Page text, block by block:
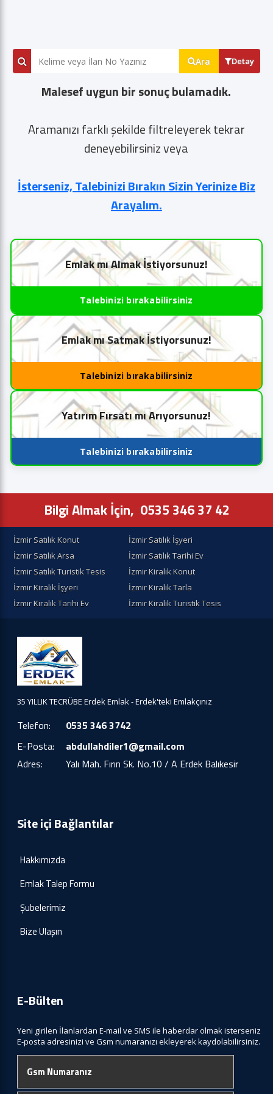
Ara Detay
Malesef uygun bir sonuç bulamadık.
Aramanızı farklı şekilde filtreleyerek tekrar
deneyebilirsiniz veya
İsterseniz, Talebinizi Bırakın Sizin Yerinize Biz
Arayalım.
Emlak mı Almak İstiyorsunuz!
Talebinizi bırakabilirsiniz
Emlak mı Satmak İstiyorsunuz!
Talebinizi bırakabilirsiniz
Yatırım Fırsatı mı Arıyorsunuz!
Talebinizi bırakabilirsiniz
Bilgi Almak İçin, 0535 346 37 42
İzmir Satılık Konut
İzmir Satılık İşyeri
İzmir Satılık Arsa
İzmir Satılık Tarihi Ev
İzmir Satılık Turistik Tesis
İzmir Kiralık Konut
İzmir Kiralık İşyeri
İzmir Kiralık Tarla
İzmir Kiralık Tarihi Ev
İzmir Kiralık Turistik Tesis
35 YILLIK TECRÜBE Erdek Emlak - Erdek'teki Emlakçınız
Telefon:
0535 346 3742
E-Posta:
abdullahdiler1@gmail.com
Adres:
Yalı Mah. Fırın Sk. No.10 / A Erdek Balıkesir
Site içi Bağlantılar
Hakkımızda
Emlak Talep Formu
Şubelerimiz
Bize Ulaşın
E-Bülten
Yeni girilen İlanlardan E-mail ve SMS ile haberdar olmak isterseniz
E-posta adresinizi ve Gsm numaranızı ekleyerek kaydolabilirsiniz.